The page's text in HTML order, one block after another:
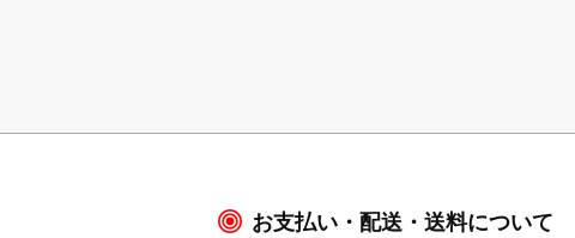
お支払い・配送・送料について